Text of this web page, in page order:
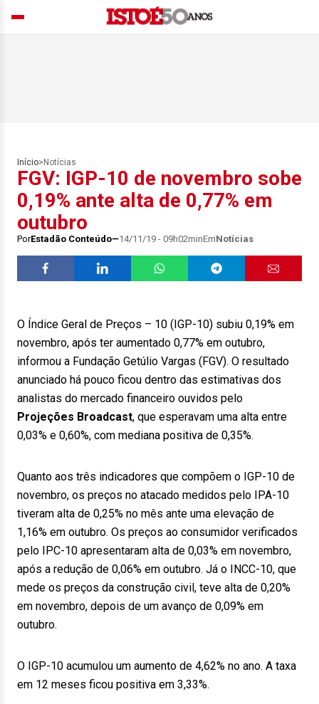
Início> Notícias
FGV: IGP-10 de novembro sobe
0,19% ante alta de 0,77% em
outubro
PorEstadão Conteúdo 14/11/19 - 09h02minEmNotícias
O Índice Geral de Preços – 10 (IGP-10) subiu 0,19% em
novembro, após ter aumentado 0,77% em outubro,
informou a Fundação Getúlio Vargas (FGV). O resultado
anunciado há pouco ficou dentro das estimativas dos
analistas do mercado financeiro ouvidos pelo
Projeções Broadcast, que esperavam uma alta entre
0,03% e 0,60%, com mediana positiva de 0,35%.
Quanto aos três indicadores que compõem o IGP-10 de
novembro, os preços no atacado medidos pelo IPA-10
tiveram alta de 0,25% no mês ante uma elevação de
1,16% em outubro. Os preços ao consumidor verificados
pelo IPC-10 apresentaram alta de 0,03% em novembro,
após a redução de 0,06% em outubro. Já o INCC-10, que
mede os preços da construção civil, teve alta de 0,20%
em novembro, depois de um avanço de 0,09% em
outubro.
O IGP-10 acumulou um aumento de 4,62% no ano. A taxa
em 12 meses ficou positiva em 3,33%.